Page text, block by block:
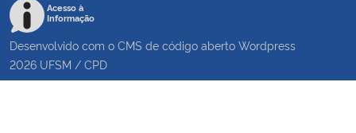
Acesso à
Informação
Desenvolvido com o CMS de código aberto Wordpress
2026 UFSM / CPD